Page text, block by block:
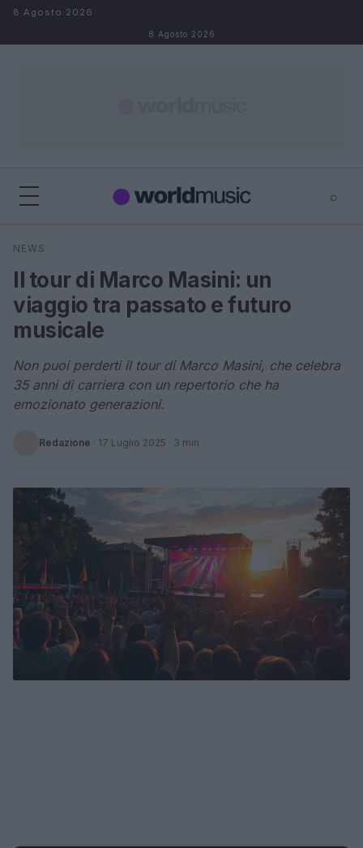
Salta al contenuto
8 Agosto 2026
8 Agosto 2026
⌕
Cerca
NEWS
Il tour di Marco Masini: un
viaggio tra passato e futuro
musicale
Non puoi perderti il tour di Marco Masini, che celebra
35 anni di carriera con un repertorio che ha
emozionato generazioni.
Redazione · 17 Luglio 2025 · 3 min